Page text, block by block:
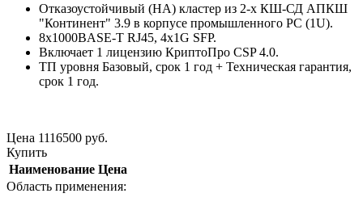
Отказоустойчивый (HA) кластер из 2-х КШ-СД АПКШ
"Континент" 3.9 в корпусе промышленного PC (1U).
8x1000BASE-T RJ45, 4x1G SFP.
Включает 1 лицензию КриптоПро CSP 4.0.
ТП уровня Базовый, срок 1 год + Техническая гарантия,
срок 1 год.
Цена 1116500 руб.
Купить
Наименование Цена
Область применения: